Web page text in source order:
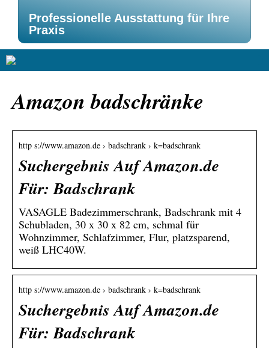
Professionelle Ausstattung für Ihre
Praxis
Amazon badschränke
http s://www.amazon.de › badschrank › k=badschrank
Suchergebnis Auf Amazon.de
Für: Badschrank
VASAGLE Badezimmerschrank, Badschrank mit 4
Schubladen, 30 x 30 x 82 cm, schmal für
Wohnzimmer, Schlafzimmer, Flur, platzsparend,
weiß LHC40W.
http s://www.amazon.de › badschrank › k=badschrank
Suchergebnis Auf Amazon.de
Für: Badschrank